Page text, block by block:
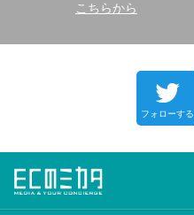
こちらから
フォローする